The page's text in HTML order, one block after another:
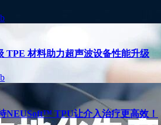
TPE 材料助力超声波设备性能升级
NEUSoft™ TPU让介入治疗更高效！